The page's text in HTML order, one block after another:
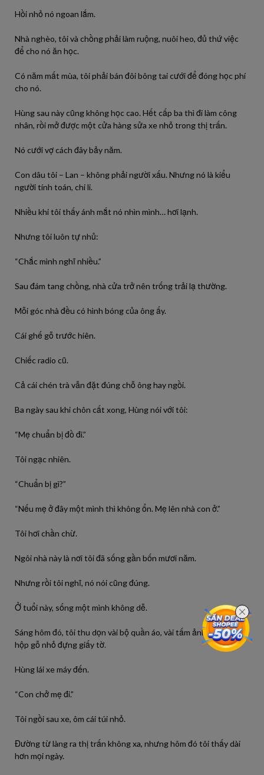
Hồi nhỏ nó ngoan lắm.
Nhà nghèo, tôi và chồng phải làm ruộng, nuôi heo, đủ thứ việc
để cho nó ăn học.
Có năm mất mùa, tôi phải bán đôi bông tai cưới để đóng học phí
cho nó.
Hùng sau này cũng không học cao. Hết cấp ba thì đi làm công
nhân, rồi mở được một cửa hàng sửa xe nhỏ trong thị trấn.
Nó cưới vợ cách đây bảy năm.
Con dâu tôi – Lan – không phải người xấu. Nhưng nó là kiểu
người tính toán, chi li.
Nhiều khi tôi thấy ánh mắt nó nhìn mình… hơi lạnh.
Nhưng tôi luôn tự nhủ:
“Chắc mình nghĩ nhiều.”
Sau đám tang chồng, nhà cửa trở nên trống trải lạ thường.
Mỗi góc nhà đều có hình bóng của ông ấy.
Cái ghế gỗ trước hiên.
Chiếc radio cũ.
Cả cái chén trà vẫn đặt đúng chỗ ông hay ngồi.
Ba ngày sau khi chôn cất xong, Hùng nói với tôi:
“Mẹ chuẩn bị đồ đi.”
Tôi ngạc nhiên.
“Chuẩn bị gì?”
“Nếu mẹ ở đây một mình thì không ổn. Mẹ lên nhà con ở.”
Tôi hơi chần chừ.
Ngôi nhà này là nơi tôi đã sống gần bốn mươi năm.
Nhưng rồi tôi nghĩ, nó nói cũng đúng.
Ở tuổi này, sống một mình không dễ.
Sáng hôm đó, tôi thu dọn vài bộ quần áo, vài tấm ảnh cũ, và cái
hộp gỗ nhỏ đựng giấy tờ.
Hùng lái xe máy đến.
“Con chở mẹ đi.”
Tôi ngồi sau xe, ôm cái túi nhỏ.
Đường từ làng ra thị trấn không xa, nhưng hôm đó tôi thấy dài
hơn mọi ngày.